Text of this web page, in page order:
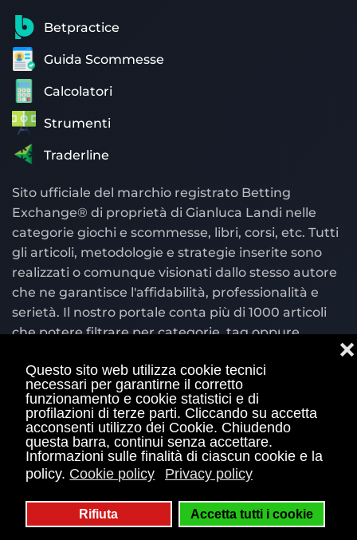
Questo sito web utilizza cookie tecnici
necessari per garantirne il corretto
funzionamento e cookie statistici e di
profilazioni di terze parti. Cliccando su accetta
acconsenti utilizzo dei Cookie. Chiudendo
questa barra, continui senza accettare.
Informazioni sulle finalità di ciascun cookie e la
policy. Cookie policy Privacy policy
Rifiuta Accetta tutti i cookie
❌
Betpractice
Guida Scommesse
Calcolatori
Strumenti
Traderline
Sito ufficiale del marchio registrato Betting
Exchange® di proprietà di Gianluca Landi nelle
categorie giochi e scommesse, libri, corsi, etc. Tutti
gli articoli, metodologie e strategie inserite sono
realizzati o comunque visionati dallo stesso autore
che ne garantisce l'affidabilità, professionalità e
serietà. Il nostro portale conta più di 1000 articoli
che potere filtrare per categorie, tag oppure
situato in alto a destra.
© Copyright 2004 - 2026 Bettingexchange.net è
sito ufficiale Betting Exchange® con marchio
registrato e di proprietà di Gianluca Landi Piva
01460210113 e piva 03835590542 E' vietata qualsiasi
presenti nel sito. Il gioco è vietato ai minori di 18
anni e può causare dipendenza patologica.